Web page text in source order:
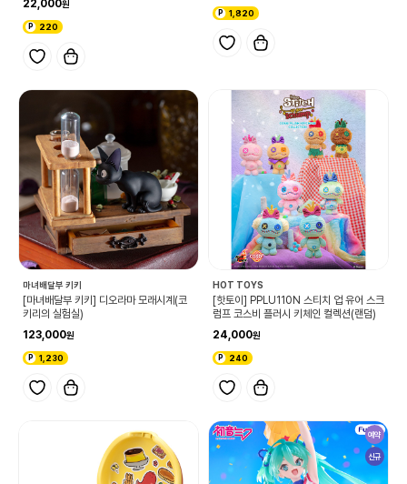
22,000
220
1,820
마녀배달부 키키
[마녀배달부 키키] 디오라마 모래시계(코
키리의 실험실)
123,000
1,230
HOT TOYS
[핫토이] PPLU110N 스티치 업 유어 스크
럼프 코스비 플러시 키체인 컬렉션(랜덤)
24,000
240
예약
신규